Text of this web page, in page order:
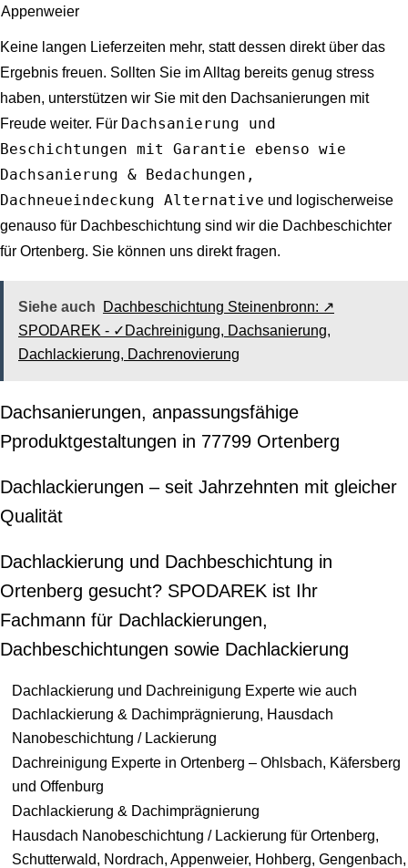
Appenweier
Keine langen Lieferzeiten mehr, statt dessen direkt über das
Ergebnis freuen. Sollten Sie im Alltag bereits genug stress
haben, unterstützen wir Sie mit den Dachsanierungen mit
Freude weiter. Für Dachsanierung und
Beschichtungen mit Garantie ebenso wie
Dachsanierung & Bedachungen,
Dachneueindeckung Alternative und logischerweise
genauso für Dachbeschichtung sind wir die Dachbeschichter
für Ortenberg. Sie können uns direkt fragen.
Siehe auch
Dachbeschichtung Steinenbronn: ↗️
SPODAREK - ✓Dachreinigung, Dachsanierung,
Dachlackierung, Dachrenovierung
Dachsanierungen, anpassungsfähige
Pproduktgestaltungen in 77799 Ortenberg
Dachlackierungen – seit Jahrzehnten mit gleicher
Qualität
Dachlackierung und Dachbeschichtung in
Ortenberg gesucht? SPODAREK ist Ihr
Fachmann für Dachlackierungen,
Dachbeschichtungen sowie Dachlackierung
Dachlackierung und Dachreinigung Experte wie auch
Dachlackierung & Dachimprägnierung, Hausdach
Nanobeschichtung / Lackierung
Dachreinigung Experte in Ortenberg – Ohlsbach, Käfersberg
und Offenburg
Dachlackierung & Dachimprägnierung
Hausdach Nanobeschichtung / Lackierung für Ortenberg,
Schutterwald, Nordrach, Appenweier, Hohberg, Gengenbach,